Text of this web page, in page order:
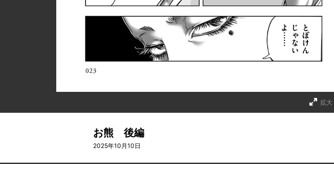
拡大
お熊 後編
2025年10月10日